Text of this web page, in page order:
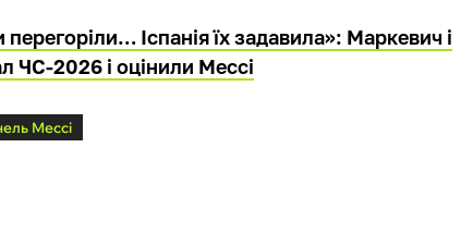
Іспанія їх задавила»: Маркевич і
ЧС-2026 і оцінили Мессі
Мессі